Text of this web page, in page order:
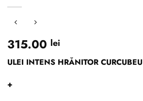
315.00 lei
ULEI INTENS HRĂNITOR CURCUBEU
+